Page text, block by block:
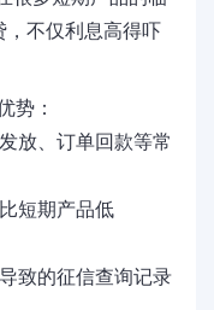
，不仅利息高得吓
势：
放、订单回款等常
短期产品低
致的征信查询记录